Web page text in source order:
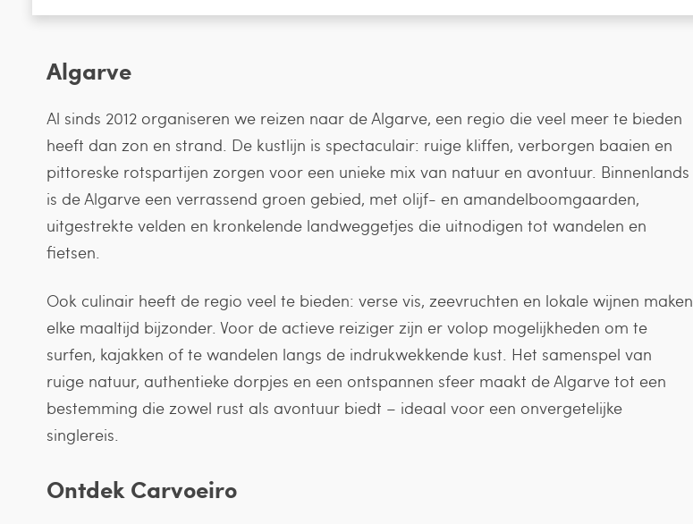
Algarve
Al sinds 2012 organiseren we reizen naar de Algarve, een regio die veel meer te bieden
heeft dan zon en strand. De kustlijn is spectaculair: ruige kliffen, verborgen baaien en
pittoreske rotspartijen zorgen voor een unieke mix van natuur en avontuur. Binnenlands
is de Algarve een verrassend groen gebied, met olijf- en amandelboomgaarden,
uitgestrekte velden en kronkelende landweggetjes die uitnodigen tot wandelen en
fietsen.
Ook culinair heeft de regio veel te bieden: verse vis, zeevruchten en lokale wijnen maken
elke maaltijd bijzonder. Voor de actieve reiziger zijn er volop mogelijkheden om te
surfen, kajakken of te wandelen langs de indrukwekkende kust. Het samenspel van
ruige natuur, authentieke dorpjes en een ontspannen sfeer maakt de Algarve tot een
bestemming die zowel rust als avontuur biedt – ideaal voor een onvergetelijke
singlereis.
Ontdek Carvoeiro